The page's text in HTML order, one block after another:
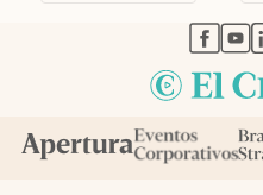
abre